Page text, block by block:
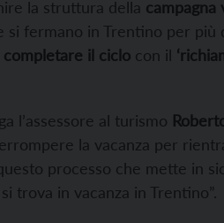
la struttura della campagna
si fermano in Trentino per più
completare il ciclo con il
l’assessore al turismo
la vacanza per
processo che mette in
trova in vacanza in Trentino”.